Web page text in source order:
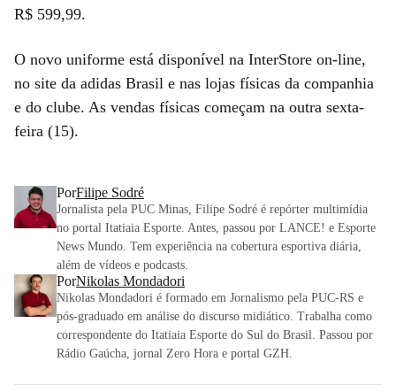
R$ 599,99.
O novo uniforme está disponível na InterStore on-line,
no site da adidas Brasil e nas lojas físicas da companhia
e do clube. As vendas físicas começam na outra sexta-
feira (15).
PorFilipe Sodré
Jornalista pela PUC Minas, Filipe Sodré é repórter multimídia
no portal Itatiaia Esporte. Antes, passou por LANCE! e Esporte
News Mundo. Tem experiência na cobertura esportiva diária,
além de vídeos e podcasts.
PorNikolas Mondadori
Nikolas Mondadori é formado em Jornalismo pela PUC-RS e
pós-graduado em análise do discurso midiático. Trabalha como
correspondente do Itatiaia Esporte do Sul do Brasil. Passou por
Rádio Gaúcha, jornal Zero Hora e portal GZH.